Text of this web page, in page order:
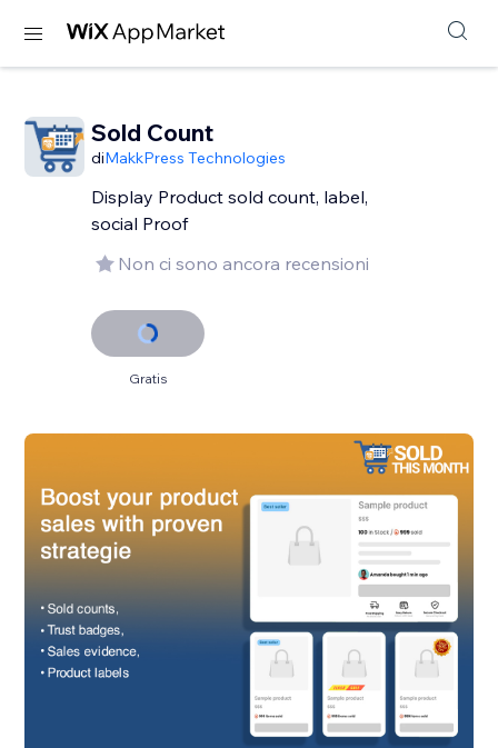
Sold Count
diMakkPress Technologies
Display Product sold count, label,
social Proof
Non ci sono ancora recensioni
Gratis